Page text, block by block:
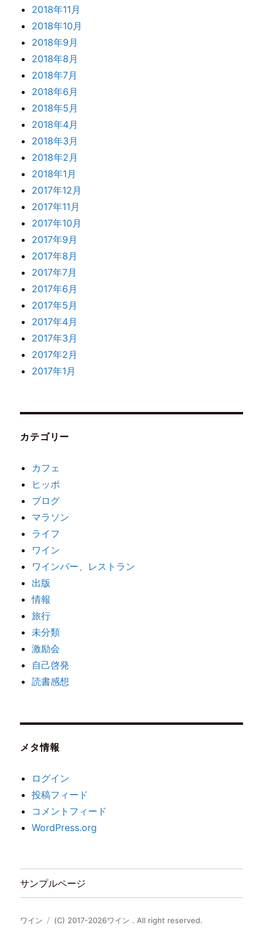
2018年11月
2018年10月
2018年9月
2018年8月
2018年7月
2018年6月
2018年5月
2018年4月
2018年3月
2018年2月
2018年1月
2017年12月
2017年11月
2017年10月
2017年9月
2017年8月
2017年7月
2017年6月
2017年5月
2017年4月
2017年3月
2017年2月
2017年1月
カテゴリー
カフェ
ヒッポ
ブログ
マラソン
ライフ
ワイン
ワインバー、レストラン
出版
情報
旅行
未分類
激励会
自己啓発
読書感想
メタ情報
ログイン
投稿フィード
コメントフィード
WordPress.org
サンプルページ
ワイン (C) 2017-2026ワイン . All right reserved.